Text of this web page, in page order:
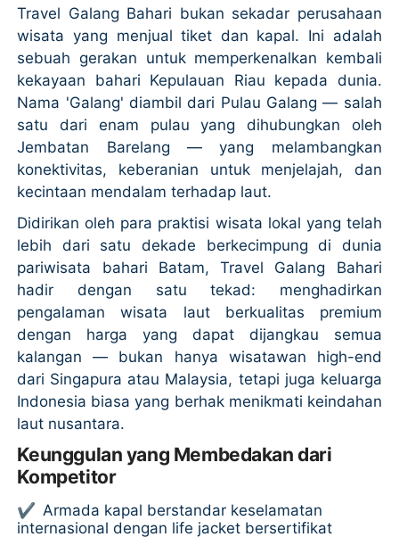
Travel Galang Bahari bukan sekadar perusahaan
wisata yang menjual tiket dan kapal. Ini adalah
sebuah gerakan untuk memperkenalkan kembali
kekayaan bahari Kepulauan Riau kepada dunia.
Nama 'Galang' diambil dari Pulau Galang — salah
satu dari enam pulau yang dihubungkan oleh
Jembatan Barelang — yang melambangkan
konektivitas, keberanian untuk menjelajah, dan
kecintaan mendalam terhadap laut.
Didirikan oleh para praktisi wisata lokal yang telah
lebih dari satu dekade berkecimpung di dunia
pariwisata bahari Batam, Travel Galang Bahari
hadir dengan satu tekad: menghadirkan
pengalaman wisata laut berkualitas premium
dengan harga yang dapat dijangkau semua
kalangan — bukan hanya wisatawan high-end
dari Singapura atau Malaysia, tetapi juga keluarga
Indonesia biasa yang berhak menikmati keindahan
laut nusantara.
Keunggulan yang Membedakan dari
Kompetitor
✔Armada kapal berstandar keselamatan
internasional dengan life jacket bersertifikat